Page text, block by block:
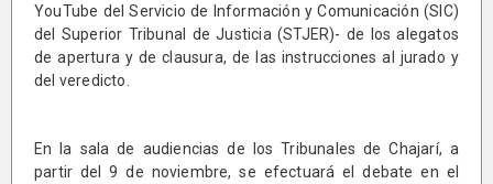
YouTube del Servicio de Información y Comunicación (SIC)
del Superior Tribunal de Justicia (STJER)- de los alegatos
de apertura y de clausura, de las instrucciones al jurado y
del veredicto.
En la sala de audiencias de los Tribunales de Chajarí, a
partir del 9 de noviembre, se efectuará el debate en el